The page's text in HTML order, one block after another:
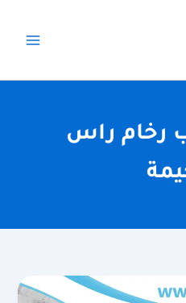
رخام راس